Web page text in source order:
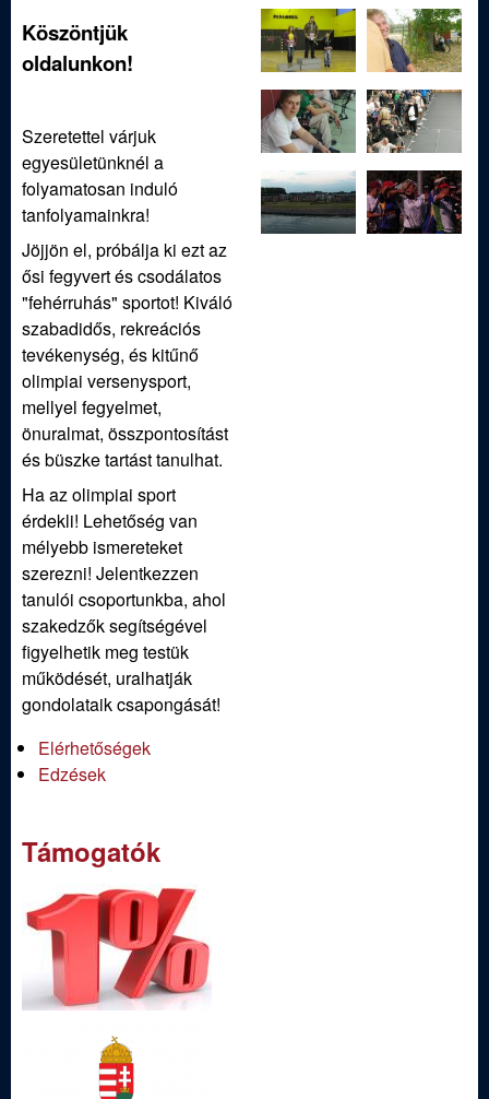
Köszöntjük
oldalunkon!
Szeretettel várjuk
egyesületünknél a
folyamatosan induló
tanfolyamainkra!
Jöjjön el, próbálja ki ezt az
ősi fegyvert és csodálatos
"fehérruhás" sportot! Kiváló
szabadidős, rekreációs
tevékenység, és kitűnő
olimpiai versenysport,
mellyel fegyelmet,
önuralmat, összpontosítást
és büszke tartást tanulhat.
Ha az olimpiai sport
érdekli! Lehetőség van
mélyebb ismereteket
szerezni! Jelentkezzen
tanulói csoportunkba, ahol
szakedzők segítségével
figyelhetik meg testük
működését, uralhatják
gondolataik csapongását!
Elérhetőségek
Edzések
Támogatók